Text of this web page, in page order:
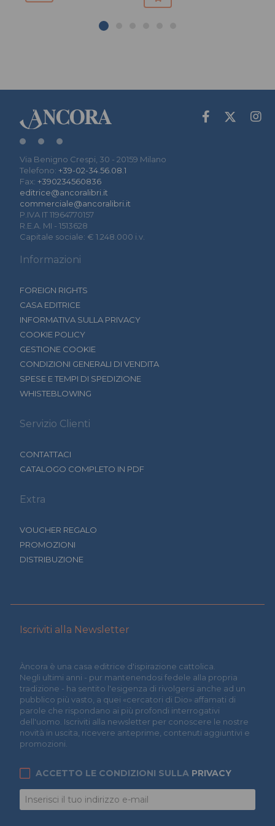
Via Benigno Crespi, 30 - 20159 Milano
Telefono: +39-02-34.56.08.1
Fax: +390234560836
editrice@ancoralibri.it
commerciale@ancoralibri.it
P.IVA IT 11964770157
R.E.A. MI - 1513628
Capitale sociale: € 1.248.000 i.v.
Informazioni
FOREIGN RIGHTS
CASA EDITRICE
INFORMATIVA SULLA PRIVACY
COOKIE POLICY
GESTIONE COOKIE
CONDIZIONI GENERALI DI VENDITA
SPESE E TEMPI DI SPEDIZIONE
WHISTEBLOWING
Servizio Clienti
CONTATTACI
CATALOGO COMPLETO IN PDF
Extra
VOUCHER REGALO
PROMOZIONI
DISTRIBUZIONE
Iscriviti alla Newsletter
Àncora è una casa editrice d'ispirazione cattolica.
Negli ultimi anni - pur mantenendosi fedele alla propria
tradizione - ha sentito l'esigenza di rivolgersi anche ad un
pubblico più vasto, a quei «cercatori di Dio» affamati di
parole che rispondano ai più profondi interrogativi
dell'uomo. Iscriviti alla newsletter per conoscere le nostre
novità in uscita, ricevere anteprime, contenuti aggiuntivi e
promozioni.
ACCETTO LE CONDIZIONI SULLA PRIVACY